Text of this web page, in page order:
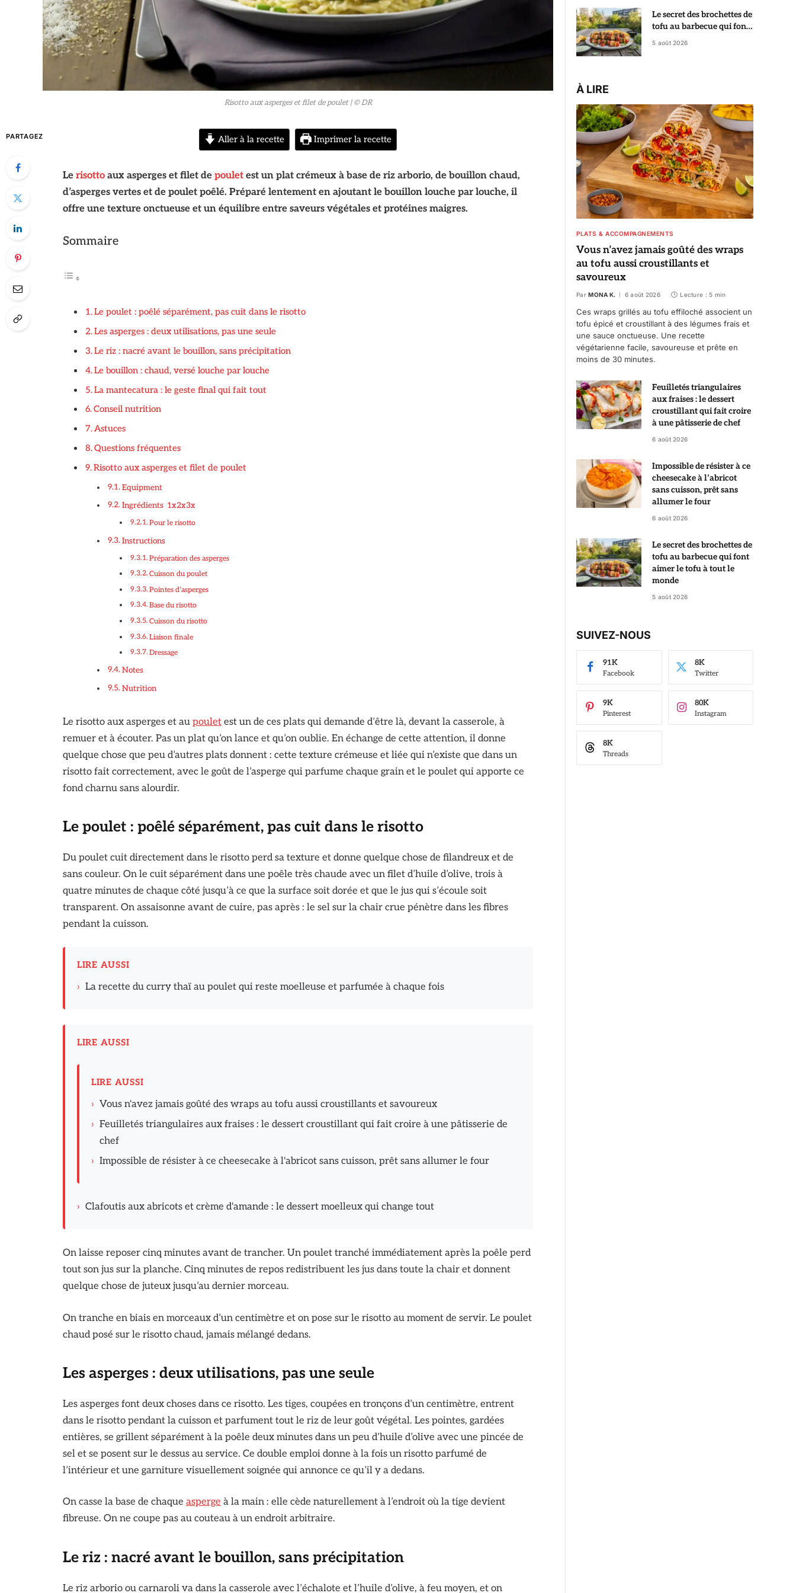
Risotto aux asperges et filet de poulet | © DR
PARTAGEZ Aller à la recette Imprimer la recette
Le risottoaux asperges et filet de pouletest un plat crémeux à base de riz arborio, de bouillon chaud,
d’asperges vertes et de poulet poêlé. Préparé lentement en ajoutant le bouillon louche par louche, il
offre une texture onctueuse et un équilibre entre saveurs végétales et protéines maigres.
Sommaire
Le poulet : poêlé séparément, pas cuit dans le risotto
Les asperges : deux utilisations, pas une seule
Le riz : nacré avant le bouillon, sans précipitation
Le bouillon : chaud, versé louche par louche
La mantecatura : le geste final qui fait tout
Conseil nutrition
Astuces
Questions fréquentes
Risotto aux asperges et filet de poulet
Equipment
Ingrédients 1x2x3x
Pour le risotto
Instructions
Préparation des asperges
Cuisson du poulet
Pointes d’asperges
Base du risotto
Cuisson du risotto
Liaison finale
Dressage
Notes
Nutrition
Le risotto aux asperges et au pouletest un de ces plats qui demande d’être là, devant la casserole, à
remuer et à écouter. Pas un plat qu’on lance et qu’on oublie. En échange de cette attention, il donne
quelque chose que peu d’autres plats donnent : cette texture crémeuse et liée qui n’existe que dans un
risotto fait correctement, avec le goût de l’asperge qui parfume chaque grain et le poulet qui apporte ce
fond charnu sans alourdir.
Le poulet : poêlé séparément, pas cuit dans le risotto
Du poulet cuit directement dans le risotto perd sa texture et donne quelque chose de filandreux et de
sans couleur. On le cuit séparément dans une poêle très chaude avec un filet d’huile d’olive, trois à
quatre minutes de chaque côté jusqu’à ce que la surface soit dorée et que le jus qui s’écoule soit
transparent. On assaisonne avant de cuire, pas après : le sel sur la chair crue pénètre dans les fibres
pendant la cuisson.
LIRE AUSSI
› La recette du curry thaï au poulet qui reste moelleuse et parfumée à chaque fois
LIRE AUSSI
LIRE AUSSI
› Vous n'avez jamais goûté des wraps au tofu aussi croustillants et savoureux
› Feuilletés triangulaires aux fraises : le dessert croustillant qui fait croire à une pâtisserie de
chef
› Impossible de résister à ce cheesecake à l'abricot sans cuisson, prêt sans allumer le four
› Clafoutis aux abricots et crème d'amande : le dessert moelleux qui change tout
On laisse reposer cinq minutes avant de trancher. Un poulet tranché immédiatement après la poêle perd
tout son jus sur la planche. Cinq minutes de repos redistribuent les jus dans toute la chair et donnent
quelque chose de juteux jusqu’au dernier morceau.
On tranche en biais en morceaux d’un centimètre et on pose sur le risotto au moment de servir. Le poulet
chaud posé sur le risotto chaud, jamais mélangé dedans.
Les asperges : deux utilisations, pas une seule
Les asperges font deux choses dans ce risotto. Les tiges, coupées en tronçons d’un centimètre, entrent
dans le risotto pendant la cuisson et parfument tout le riz de leur goût végétal. Les pointes, gardées
entières, se grillent séparément à la poêle deux minutes dans un peu d’huile d’olive avec une pincée de
sel et se posent sur le dessus au service. Ce double emploi donne à la fois un risotto parfumé de
l’intérieur et une garniture visuellement soignée qui annonce ce qu’il y a dedans.
On casse la base de chaque asperge à la main : elle cède naturellement à l’endroit où la tige devient
fibreuse. On ne coupe pas au couteau à un endroit arbitraire.
Le riz : nacré avant le bouillon, sans précipitation
Le riz arborio ou carnaroli va dans la casserole avec l’échalote et l’huile d’olive, à feu moyen, et on
Le secret des brochettes de
tofu au barbecue qui font
aimer le tofu à tout le
5 août 2026
À LIRE
PLATS & ACCOMPAGNEMENTS
Vous n’avez jamais goûté des wraps
au tofu aussi croustillants et
savoureux
Par MONA K. 6 août 2026 Lecture : 5 min
Ces wraps grillés au tofu effiloché associent un
tofu épicé et croustillant à des légumes frais et
une sauce onctueuse. Une recette
végétarienne facile, savoureuse et prête en
moins de 30 minutes.
Feuilletés triangulaires
aux fraises : le dessert
croustillant qui fait croire
à une pâtisserie de chef
6 août 2026
Impossible de résister à ce
cheesecake à l’abricot
sans cuisson, prêt sans
allumer le four
6 août 2026
Le secret des brochettes de
tofu au barbecue qui font
aimer le tofu à tout le
monde
5 août 2026
SUIVEZ-NOUS
Facebook
91K
Twitter
8K
Pinterest
9K
Instagram
80K
Threads
8K